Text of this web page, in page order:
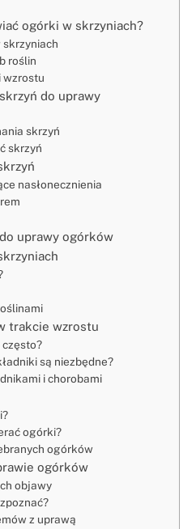
ogórki w skrzyniach?
skrzyniach
roślin
wzrostu
do uprawy
skrzyń
skrzyń
nasłonecznienia
uprawy ogórków
trakcie wzrostu
często?
są niezbędne?
i chorobami
ogórki?
ogórków
ogórków
objawy
z uprawą